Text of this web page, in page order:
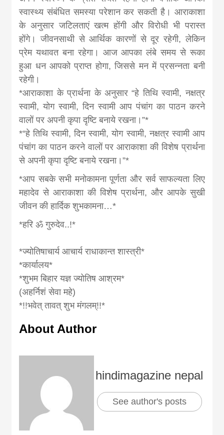
स्वास्थ्य संबंधित समस्या परेशान कर सकती है। आराकाशा
के अनुसार जटिलताएं खत्म होंगी और विरोधी भी परास्त
होंगे। जीवनसाथी से आर्थिक कारणों से दूर रहेगी, लेकिन
प्रेम यथावत बना रहेगा। आज आपका लंबे समय से रूका
हुआ धन आपको प्राप्त होगा, जिससे मन में प्रसन्नता बनी
रहेगी।
*आराकाशा के प्रार्थना के अनुसार “हे तिथि स्वामी, नक्षत्र
स्वामी, योग स्वामी, दिन स्वामी आप पंचांग का पाठन करने
वालों पर अपनी कृपा दृष्टि बनाये रखना।”*
*“हे तिथि स्वामी, दिन स्वामी, योग स्वामी, नक्षत्र स्वामी आप
पंचांग का पाठन करने वालों पर आराकाशा की विशेष प्रार्थना
से अपनी कृपा दृष्टि बनाये रखना।”*
*आप सबके सभी मनोकामना पूर्णता और सर्व साफल्यता लिए
महादेव से आराकाशा की विशेष प्रार्थना, और आपके सुखी
जीवन की हार्दिक शुभकामना…*
*हरि ॐ गुरुदेव..!*
*ज्योतिषाचार्य आचार्य राधाकान्त शास्त्री*
*कार्यालय*
*शुभम बिहार यज्ञ ज्योतिष आश्रम*
(अहर्निशं सेवा महे)
*!!भवेत् तावत् शुभ मंगलम्!!*
About Author
hindimagazine nepal
See author's posts